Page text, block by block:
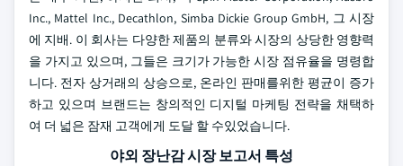
Inc., Mattel Inc., Decathlon, Simba Dickie Group GmbH, 그 시장
에 지배. 이 회사는 다양한 제품의 분류와 시장의 상당한 영향력
을 가지고 있으며, 그들은 크기가 가능한 시장 점유율을 명령합
니다. 전자 상거래의 상승으로, 온라인 판매를위한 평균이 증가
하고 있으며 브랜드는 창의적인 디지털 마케팅 전략을 채택하
여 더 넓은 잠재 고객에게 도달 할 수있었습니다.
야외 장난감 시장 보고서 특성